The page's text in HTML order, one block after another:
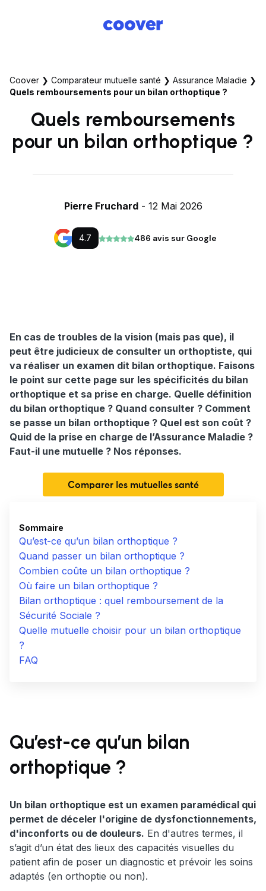
Coover ❯ Comparateur mutuelle santé ❯ Assurance Maladie ❯
Quels remboursements pour un bilan orthoptique ?
Quels remboursements
pour un bilan orthoptique ?
Pierre Fruchard- 12 Mai 2026
4.7 486 avis sur Google
En cas de troubles de la vision (mais pas que), il
peut être judicieux de consulter un orthoptiste, qui
va réaliser un examen dit bilan orthoptique. Faisons
le point sur cette page sur les spécificités du bilan
orthoptique et sa prise en charge. Quelle définition
du bilan orthoptique ? Quand consulter ? Comment
se passe un bilan orthoptique ? Quel est son coût ?
Quid de la prise en charge de l’Assurance Maladie ?
Faut-il une mutuelle ? Nos réponses.
Comparer les mutuelles santé
Sommaire
Qu’est-ce qu’un bilan orthoptique ?
Quand passer un bilan orthoptique ?
Combien coûte un bilan orthoptique ?
Où faire un bilan orthoptique ?
Bilan orthoptique : quel remboursement de la
Sécurité Sociale ?
Quelle mutuelle choisir pour un bilan orthoptique
?
FAQ
Qu’est-ce qu’un bilan
orthoptique ?
Un bilan orthoptique est un examen paramédical qui
permet de déceler l'origine de dysfonctionnements,
d'inconforts ou de douleurs. En d'autres termes, il
s’agit d’un état des lieux des capacités visuelles du
patient afin de poser un diagnostic et prévoir les soins
adaptés (en orthoptie ou non).